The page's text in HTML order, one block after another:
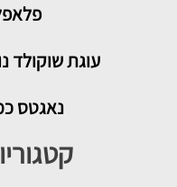
עוגת שוקולד
נאגטס